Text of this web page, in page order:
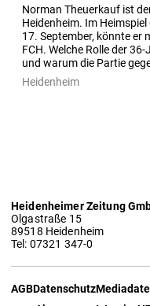
Norman Theuerkauf ist
Heidenheim. Im
17. September, könnte er
FCH. Welche Rolle der
und warum die Partie
Heidenheim
Heidenheimer Zeitung
Olgastraße 15
89518 Heidenheim
Tel: 07321 347-0
AGBDatenschutz